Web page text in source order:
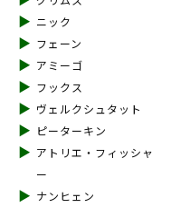
ニック
フェーン
アミーゴ
フックス
ヴェルクシュタット
ピーターキン
アトリエ・フィッシャ
ー
ナンヒェン